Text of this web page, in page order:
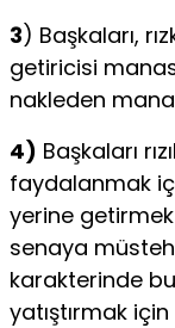
3) Başkaları,
getiricisi
nakleden
4) Başkaları
faydalanmak
yerine
senaya
karakterinde
yatıştırmak